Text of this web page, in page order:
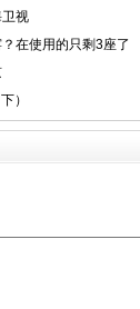
视
在使用的只剩3座了
）